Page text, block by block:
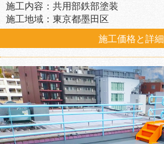
施工内容：共用部鉄部塗装
施工地域：東京都墨田区
施工価格と詳細